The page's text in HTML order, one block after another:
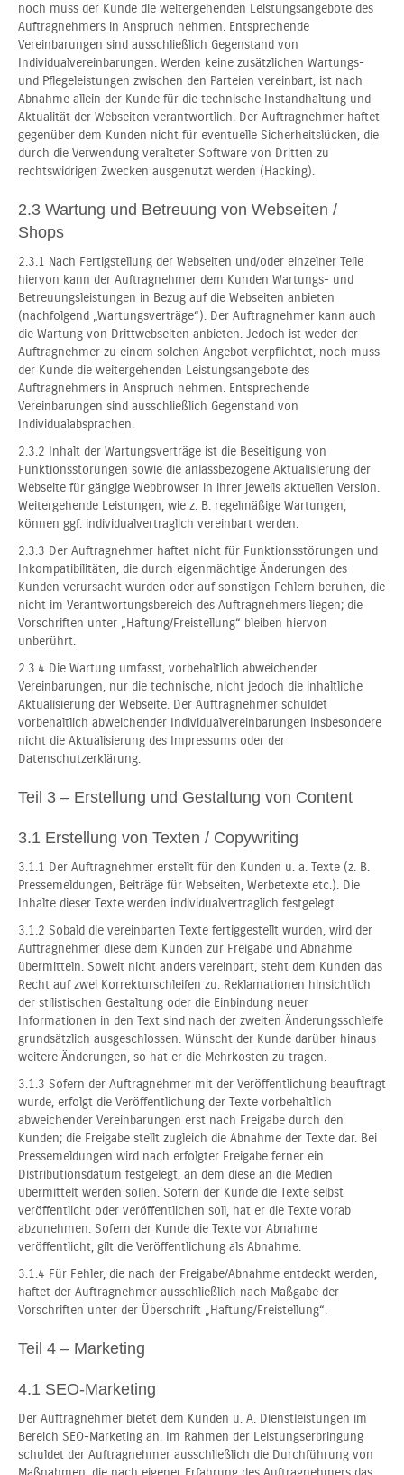
noch muss der Kunde die weitergehenden Leistungsangebote des
Auftragnehmers in Anspruch nehmen. Entsprechende
Vereinbarungen sind ausschließlich Gegenstand von
Individualvereinbarungen. Werden keine zusätzlichen Wartungs-
und Pflegeleistungen zwischen den Parteien vereinbart, ist nach
Abnahme allein der Kunde für die technische Instandhaltung und
Aktualität der Webseiten verantwortlich. Der Auftragnehmer haftet
gegenüber dem Kunden nicht für eventuelle Sicherheitslücken, die
durch die Verwendung veralteter Software von Dritten zu
rechtswidrigen Zwecken ausgenutzt werden (Hacking).
2.3 Wartung und Betreuung von Webseiten /
Shops
2.3.1 Nach Fertigstellung der Webseiten und/oder einzelner Teile
hiervon kann der Auftragnehmer dem Kunden Wartungs- und
Betreuungsleistungen in Bezug auf die Webseiten anbieten
(nachfolgend „Wartungsverträge“). Der Auftragnehmer kann auch
die Wartung von Drittwebseiten anbieten. Jedoch ist weder der
Auftragnehmer zu einem solchen Angebot verpflichtet, noch muss
der Kunde die weitergehenden Leistungsangebote des
Auftragnehmers in Anspruch nehmen. Entsprechende
Vereinbarungen sind ausschließlich Gegenstand von
Individualabsprachen.
2.3.2 Inhalt der Wartungsverträge ist die Beseitigung von
Funktionsstörungen sowie die anlassbezogene Aktualisierung der
Webseite für gängige Webbrowser in ihrer jeweils aktuellen Version.
Weitergehende Leistungen, wie z. B. regelmäßige Wartungen,
können ggf. individualvertraglich vereinbart werden.
2.3.3 Der Auftragnehmer haftet nicht für Funktionsstörungen und
Inkompatibilitäten, die durch eigenmächtige Änderungen des
Kunden verursacht wurden oder auf sonstigen Fehlern beruhen, die
nicht im Verantwortungsbereich des Auftragnehmers liegen; die
Vorschriften unter „Haftung/Freistellung“ bleiben hiervon
unberührt.
2.3.4 Die Wartung umfasst, vorbehaltlich abweichender
Vereinbarungen, nur die technische, nicht jedoch die inhaltliche
Aktualisierung der Webseite. Der Auftragnehmer schuldet
vorbehaltlich abweichender Individualvereinbarungen insbesondere
nicht die Aktualisierung des Impressums oder der
Datenschutzerklärung.
Teil 3 – Erstellung und Gestaltung von Content
3.1 Erstellung von Texten / Copywriting
3.1.1 Der Auftragnehmer erstellt für den Kunden u. a. Texte (z. B.
Pressemeldungen, Beiträge für Webseiten, Werbetexte etc.). Die
Inhalte dieser Texte werden individualvertraglich festgelegt.
3.1.2 Sobald die vereinbarten Texte fertiggestellt wurden, wird der
Auftragnehmer diese dem Kunden zur Freigabe und Abnahme
übermitteln. Soweit nicht anders vereinbart, steht dem Kunden das
Recht auf zwei Korrekturschleifen zu. Reklamationen hinsichtlich
der stilistischen Gestaltung oder die Einbindung neuer
Informationen in den Text sind nach der zweiten Änderungsschleife
grundsätzlich ausgeschlossen. Wünscht der Kunde darüber hinaus
weitere Änderungen, so hat er die Mehrkosten zu tragen.
3.1.3 Sofern der Auftragnehmer mit der Veröffentlichung beauftragt
wurde, erfolgt die Veröffentlichung der Texte vorbehaltlich
abweichender Vereinbarungen erst nach Freigabe durch den
Kunden; die Freigabe stellt zugleich die Abnahme der Texte dar. Bei
Pressemeldungen wird nach erfolgter Freigabe ferner ein
Distributionsdatum festgelegt, an dem diese an die Medien
übermittelt werden sollen. Sofern der Kunde die Texte selbst
veröffentlicht oder veröffentlichen soll, hat er die Texte vorab
abzunehmen. Sofern der Kunde die Texte vor Abnahme
veröffentlicht, gilt die Veröffentlichung als Abnahme.
3.1.4 Für Fehler, die nach der Freigabe/Abnahme entdeckt werden,
haftet der Auftragnehmer ausschließlich nach Maßgabe der
Vorschriften unter der Überschrift „Haftung/Freistellung“.
Teil 4 – Marketing
4.1 SEO-Marketing
Der Auftragnehmer bietet dem Kunden u. A. Dienstleistungen im
Bereich SEO-Marketing an. Im Rahmen der Leistungserbringung
schuldet der Auftragnehmer ausschließlich die Durchführung von